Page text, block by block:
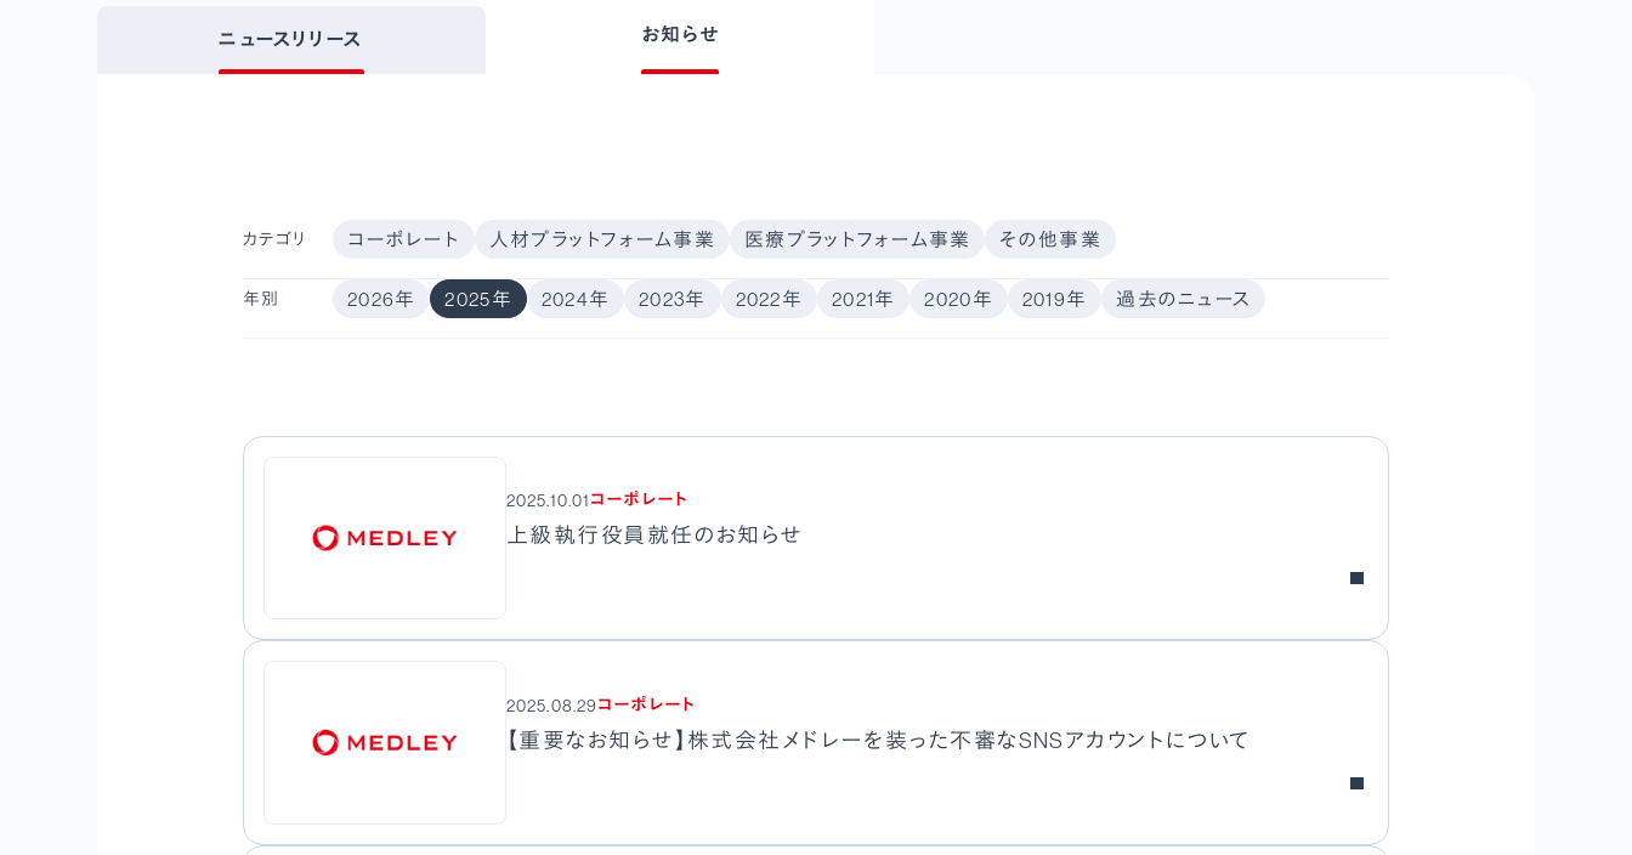
ニュースリリース お知らせ
カテゴリ コーポレート 人材プラットフォーム事業 医療プラットフォーム事業 その他事業
年別 2026年 2025年 2024年 2023年 2022年 2021年 2020年 2019年 過去のニュース
2025.10.01コーポレート
上級執行役員就任のお知らせ
2025.08.29コーポレート
【重要なお知らせ】株式会社メドレーを装った不審なSNSアカウントについて